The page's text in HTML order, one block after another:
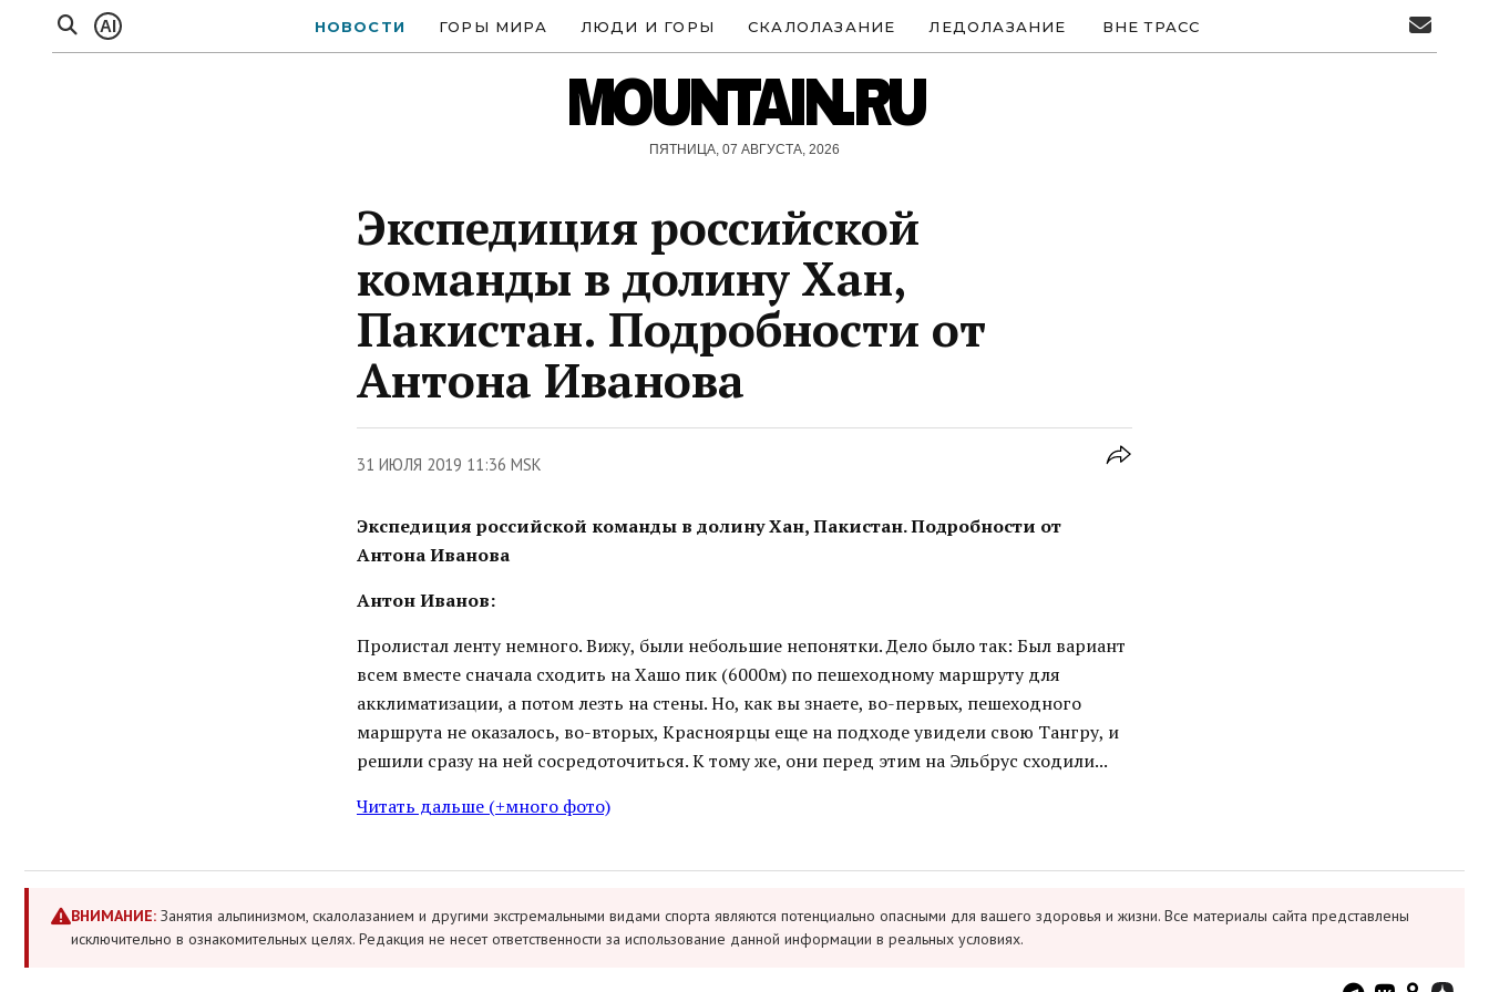
AI НОВОСТИ ГОРЫ МИРА ЛЮДИ И ГОРЫ СКАЛОЛАЗАНИЕ ЛЕДОЛАЗАНИЕ ВНЕ ТРАСС
MOUNTAIN.RU
ПЯТНИЦА, 07 АВГУСТА, 2026
Экспедиция российской
команды в долину Хан,
Пакистан. Подробности от
Антона Иванова
31 ИЮЛЯ 2019 11:36 MSK
Экспедиция российской команды в долину Хан, Пакистан. Подробности от
Антона Иванова
Антон Иванов:
Пролистал ленту немного. Вижу, были небольшие непонятки. Дело было так: Был вариант
всем вместе сначала сходить на Хашо пик (6000м) по пешеходному маршруту для
акклиматизации, а потом лезть на стены. Но, как вы знаете, во-первых, пешеходного
маршрута не оказалось, во-вторых, Красноярцы еще на подходе увидели свою Тангру, и
решили сразу на ней сосредоточиться. К тому же, они перед этим на Эльбрус сходили...
Читать дальше (+много фото)
ВНИМАНИЕ: Занятия альпинизмом, скалолазанием и другими экстремальными видами спорта являются потенциально опасными для вашего здоровья и жизни. Все материалы сайта представлены
исключительно в ознакомительных целях. Редакция не несет ответственности за использование данной информации в реальных условиях.